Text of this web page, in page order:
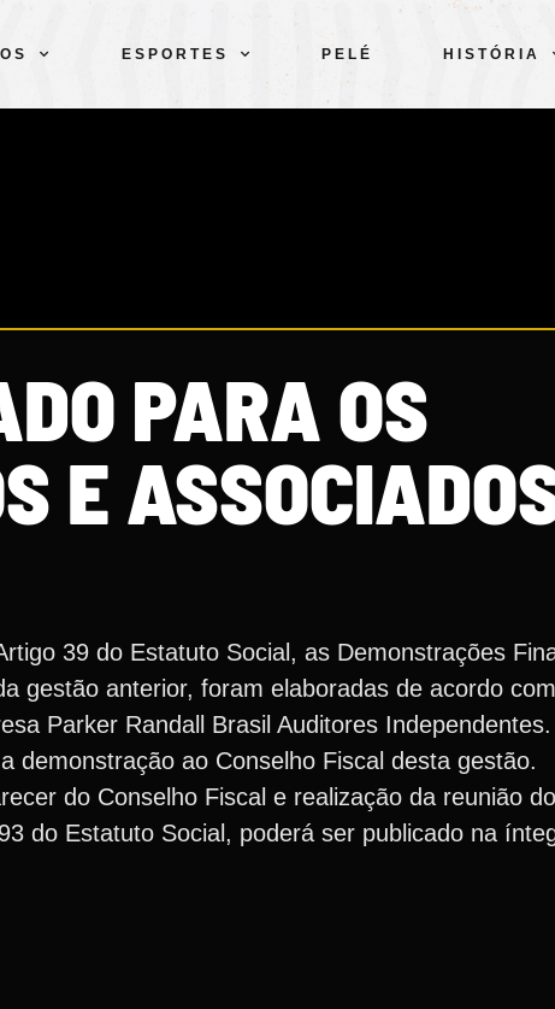
ESPORTES PELÉ HISTÓRIA
CLUBE
PARA OS
E
39 do Estatuto Social, as Demonstrações
gestão anterior, foram elaboradas de acordo
Parker Randall Brasil Auditores Independentes.
demonstração ao Conselho Fiscal desta gestão.
do Conselho Fiscal e realização da reunião do
do Estatuto Social, poderá ser publicado na